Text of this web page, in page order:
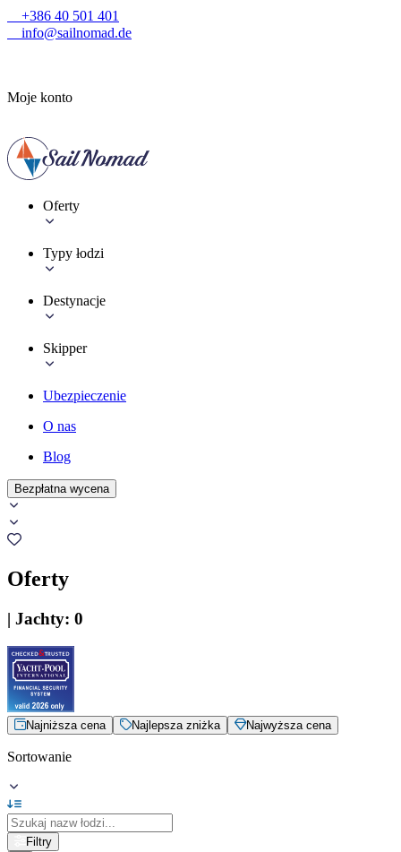
+386 40 501 401
info@sailnomad.de
Moje konto
Oferty
Typy łodzi
Destynacje
Skipper
Ubezpieczenie
O nas
Blog
Bezpłatna wycena
Oferty
| Jachty: 0
Najniższa cena Najlepsza zniżka Najwyższa cena
Sortowanie
Filtry